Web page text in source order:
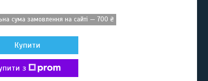
сума замовлення на сайті — 700 ₴
Купити
з